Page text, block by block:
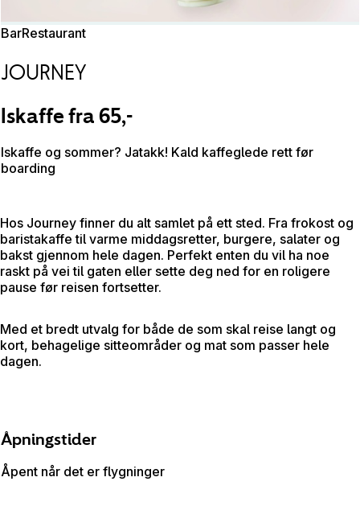
Hos Journey finner du alt samlet på ett sted. Fra frokost og
baristakaffe til varme middagsretter, burgere, salater og
bakst gjennom hele dagen. Perfekt enten du vil ha noe
raskt på vei til gaten eller sette deg ned for en roligere
pause før reisen fortsetter.
Med et bredt utvalg for både de som skal reise langt og
kort, behagelige sitteområder og mat som passer hele
dagen.
BarRestaurant
JOURNEY
Iskaffe fra 65,-
Iskaffe og sommer? Jatakk! Kald kaffeglede rett før
boarding
Åpningstider
Åpent når det er flygninger